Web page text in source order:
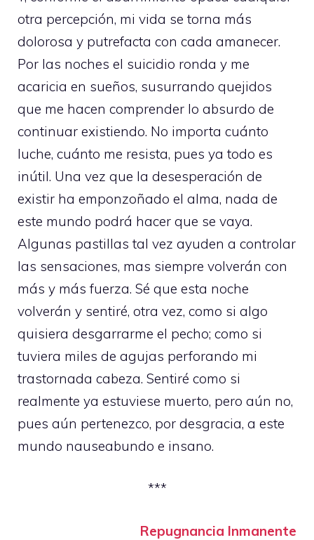
otra percepción, mi vida se torna más
dolorosa y putrefacta con cada amanecer.
Por las noches el suicidio ronda y me
acaricia en sueños, susurrando quejidos
que me hacen comprender lo absurdo de
continuar existiendo. No importa cuánto
luche, cuánto me resista, pues ya todo es
inútil. Una vez que la desesperación de
existir ha emponzoñado el alma, nada de
este mundo podrá hacer que se vaya.
Algunas pastillas tal vez ayuden a controlar
las sensaciones, mas siempre volverán con
más y más fuerza. Sé que esta noche
volverán y sentiré, otra vez, como si algo
quisiera desgarrarme el pecho; como si
tuviera miles de agujas perforando mi
trastornada cabeza. Sentiré como si
realmente ya estuviese muerto, pero aún no,
pues aún pertenezco, por desgracia, a este
mundo nauseabundo e insano.
***
Repugnancia Inmanente